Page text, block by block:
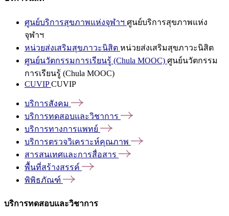
ศูนย์บริการสุขภาพแห่งจุฬาฯ ศูนย์บริการสุขภาพแห่ง
จุฬาฯ
หน่วยส่งเสริมสุขภาวะนิสิต หน่วยส่งเสริมสุขภาวะนิสิต
ศูนย์นวัตกรรมการเรียนรู้ (Chula MOOC) ศูนย์นวัตกรรม
การเรียนรู้ (Chula MOOC)
CUVIPCUVIP
บริการสังคม
บริการทดสอบและวิชาการ
บริการทางการแพทย์
บริการตรวจวิเคราะห์คุณภาพ
สารสนเทศและการสื่อสาร
พื้นที่สร้างสรรค์
พิพิธภัณฑ์
บริการทดสอบและวิชาการ